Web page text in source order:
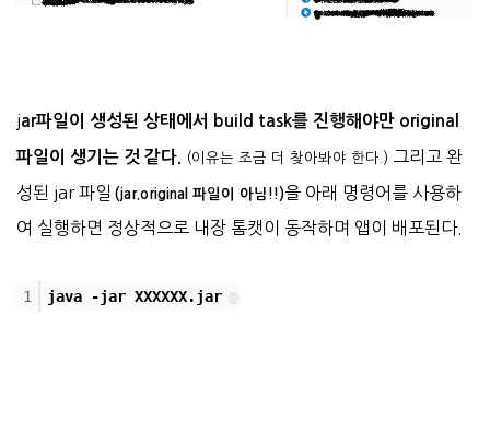
jar파일이 생성된 상태에서 build task를 진행해야만 original
파일이 생기는 것 같다. (이유는 조금 더 찾아봐야 한다.) 그리고 완
성된 jar 파일 (jar.original 파일이 아님!!)을 아래 명령어를 사용하
여 실행하면 정상적으로 내장 톰캣이 동작하며 앱이 배포된다.
1 java -jar XXXXXX.jar